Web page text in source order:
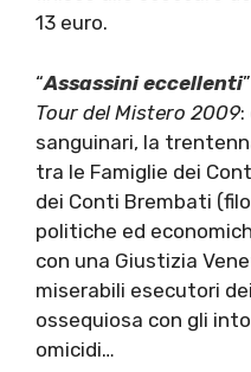
13 euro.
“Assassini eccellenti
Tour del Mistero 2009:
sanguinari, la
tra le Famiglie dei
dei Conti Brembati
politiche ed
con una Giustizia
miserabili esecutori
ossequiosa con gli
omicidi…